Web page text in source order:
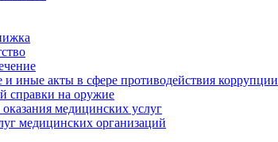
иные акты в сфере противодействия коррупции
справки на оружие
медицинских услуг
медицинскиx организаций